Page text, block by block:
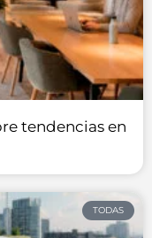
tendencias en
TODAS